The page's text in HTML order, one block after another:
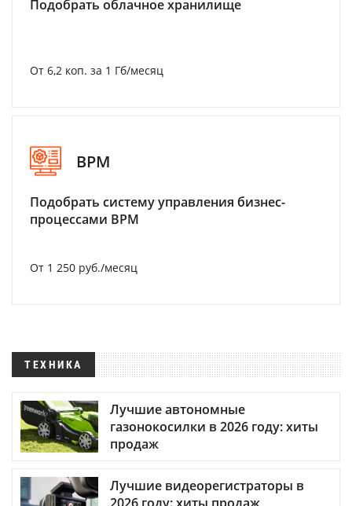
Подобрать облачное хранилище
От 6,2 коп. за 1 Гб/месяц
BPM
Подобрать систему управления бизнес-
процессами BPM
От 1 250 руб./месяц
ТЕХНИКА
Лучшие автономные
газонокосилки в 2026 году: хиты
продаж
Лучшие видеорегистраторы в